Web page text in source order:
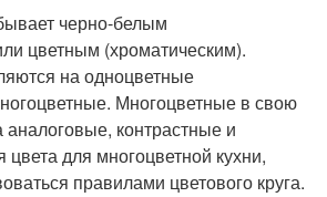
черно-белым
цветным (хроматическим).
на одноцветные
Многоцветные в свою
аналоговые, контрастные и
для многоцветной кухни,
правилами цветового круга.